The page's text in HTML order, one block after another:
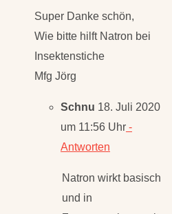
Insektenstiche
Mfg Jörg
Schnu
Antworten
Natron wirkt basisch
Zusammenhang mit
Mückenstichen